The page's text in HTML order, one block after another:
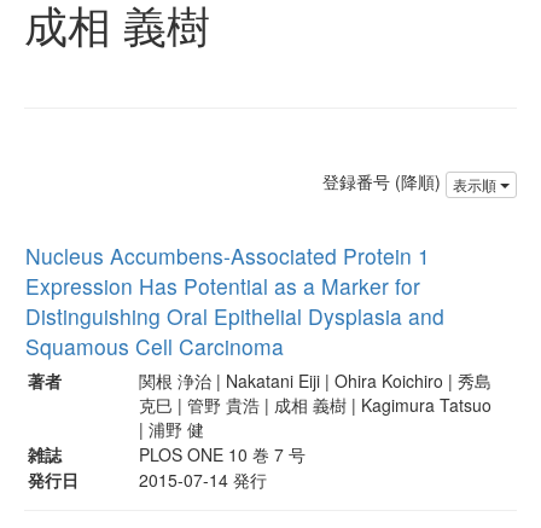
成相 義樹
登録番号 (降順) 表示順
Nucleus Accumbens-Associated Protein 1
Expression Has Potential as a Marker for
Distinguishing Oral Epithelial Dysplasia and
Squamous Cell Carcinoma
著者
関根 浄治 | Nakatani Eiji | Ohira Koichiro | 秀島
克巳 | 管野 貴浩 | 成相 義樹 | Kagimura Tatsuo
| 浦野 健
雑誌
PLOS ONE 10 巻 7 号
発行日
2015-07-14 発行